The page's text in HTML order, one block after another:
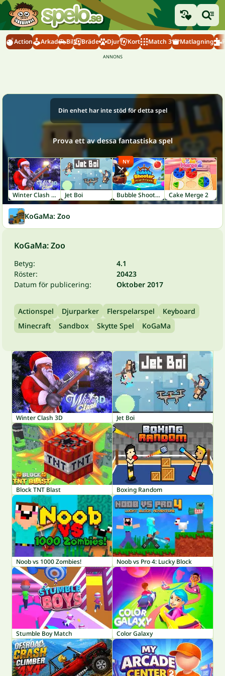
Action Arkad Bil Bräde Djur Kort Match 3 Matlagning
Din enhet har inte stöd för detta spel
Prova ett av dessa fantastiska spel
Winter Clash 3D Jet Boi Bubble Shooter: Pirate Treasures
NY
Cake Merge 2
KoGaMa: Zoo
KoGaMa: Zoo
Betyg:
4.1
Röster:
20423
Datum för publicering:
Oktober 2017
Actionspel Djurparker Flerspelarspel
Keyboard
Minecraft
Sandbox Skytte Spel KoGaMa
Winter Clash 3D Jet Boi
Block TNT Blast Boxing Random
Noob vs 1000 Zombies! Noob vs Pro 4: Lucky Block
Stumble Boy Match Color Galaxy